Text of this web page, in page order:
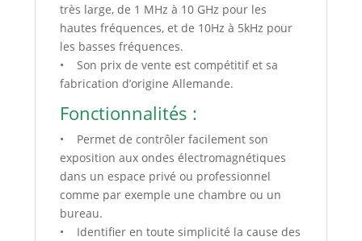
très large, de 1 MHz à 10 GHz pour les
hautes fréquences, et de 10Hz à 5kHz pour
les basses fréquences.
• Son prix de vente est compétitif et sa
fabrication d’origine Allemande.
Fonctionnalités :
• Permet de contrôler facilement son
exposition aux ondes électromagnétiques
dans un espace privé ou professionnel
comme par exemple une chambre ou un
bureau.
• Identifier en toute simplicité la cause des